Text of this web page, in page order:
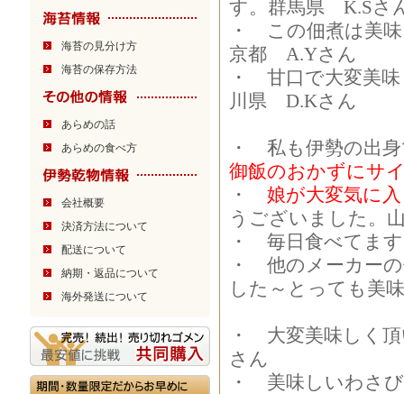
海苔の見分け方
海苔の保存方法
あらめの話
あらめの食べ方
会社概要
決済方法について
配送について
納期・返品について
海外発送について
す。群馬県 K.Sさ
・ この佃煮は美
京都 A.Yさん
・ 甘口で大変美
川県 D.Kさん
・ 私も伊勢の出
御飯のおかずにサ
・ 娘が大変気に
うございました。
・ 毎日食べてま
・ 他のメーカー
した～とっても美
・ 大変美味しく
さん
・ 美味しいわさ